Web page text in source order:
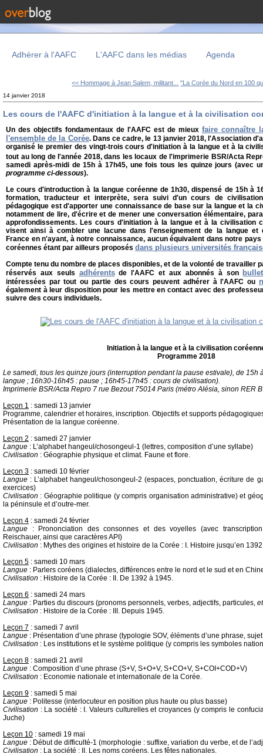
Adhérer à l'AAFC L'AAFC dans les médias Agenda
<< Hommage à Jean Salem, militant... "La Corée du Nord en 100
14 janvier 2018
Les cours de l'AAFC d'initiation à la langue et à la civilisation
Un des objectifs fondamentaux de l'AAFC est de mieux faire connaître
l'ensemble de la Corée. Dans ce cadre, le 13 janvier 2018, l'Association
organisé le premier des vingt-trois cours d'initiation à la langue et à la
tout au long de l'année 2018, dans les locaux de l'imprimerie BSR/Acta
samedi après-midi de 15h à 17h45, une fois tous les quinze jours (avec
programme ci-dessous).
Le cours d'introduction à la langue coréenne de 1h30, dispensé de 15h à
formation, traducteur et interprète, sera suivi d'un cours de
pédagogique est d'apporter une connaissance de base sur la langue et la
notamment de lire, d'écrire et de mener une conversation élémentaire,
approfondissements. Les cours d'initiation à la langue et à la civilisation
visent ainsi à combler une lacune dans l'enseignement de la langue et
France en n'ayant, à notre connaissance, aucun équivalent dans notre
coréennes étant par ailleurs proposés dans plusieurs universités
Compte tenu du nombre de places disponibles, et de la volonté de travailler
réservés aux seuls adhérentsde l'AAFC et aux abonnés à son
intéressées par tout ou partie des cours peuvent adhérer à l'AAFC ou
également à leur disposition pour les mettre en contact avec des
suivre des cours individuels.
Initiation à la langue et à la civilisation
Programme 2018
Le samedi, tous les quinze jours (interruption pendant la pause estivale), de 15h
langue ; 16h30-16h45 : pause ; 16h45-17h45 : cours de civilisation).
Imprimerie BSR/Acta Repro 7 rue Bezout 75014 Paris (métro Alésia, sinon RER
Leçon 1 : samedi 13 janvier
Programme, calendrier et horaires, inscription. Objectifs et supports
Présentation de la langue coréenne.
Leçon 2 : samedi 27 janvier
Langue : L’alphabet hangeul/chosongeul-1 (lettres, composition d’une syllabe)
Civilisation : Géographie physique et climat. Faune et flore.
Leçon 3 : samedi 10 février
Langue : L’alphabet hangeul/chosongeul-2 (espaces, ponctuation, écriture de
exercices)
Civilisation : Géographie politique (y compris organisation administrative) et
la péninsule et d’outre-mer.
Leçon 4 : samedi 24 février
Langue : Prononciation des consonnes et des voyelles (avec
Reischauer, ainsi que caractères API)
Civilisation : Mythes des origines et histoire de la Corée : I. Histoire jusqu’en
Leçon 5 : samedi 10 mars
Langue : Parlers coréens (dialectes, différences entre le nord et le sud et en
Civilisation : Histoire de la Corée : II. De 1392 à 1945.
Leçon 6 : samedi 24 mars
Langue : Parties du discours (pronoms personnels, verbes, adjectifs, particules,
Civilisation : Histoire de la Corée : III. Depuis 1945.
Leçon 7 : samedi 7 avril
Langue : Présentation d’une phrase (typologie SOV, éléments d’une phrase,
Civilisation : Les institutions et le système politique (y compris les symboles
Leçon 8 : samedi 21 avril
Langue : Composition d’une phrase (S+V, S+O+V, S+CO+V, S+COI+COD+V)
Civilisation : Economie nationale et internationale de la Corée.
Leçon 9 : samedi 5 mai
Langue : Politesse (interlocuteur en position plus haute ou plus basse)
Civilisation : La société : I. Valeurs culturelles et croyances (y compris le
Juche)
Leçon 10 : samedi 19 mai
Langue : Début de difficulté-1 (morphologie : suffixe, variation du verbe, et de
Civilisation : La société : II. Les noms coréens. Les fêtes nationales.